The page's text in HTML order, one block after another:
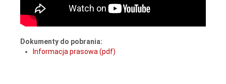
Dokumenty do pobrania:
Informacja prasowa (pdf)